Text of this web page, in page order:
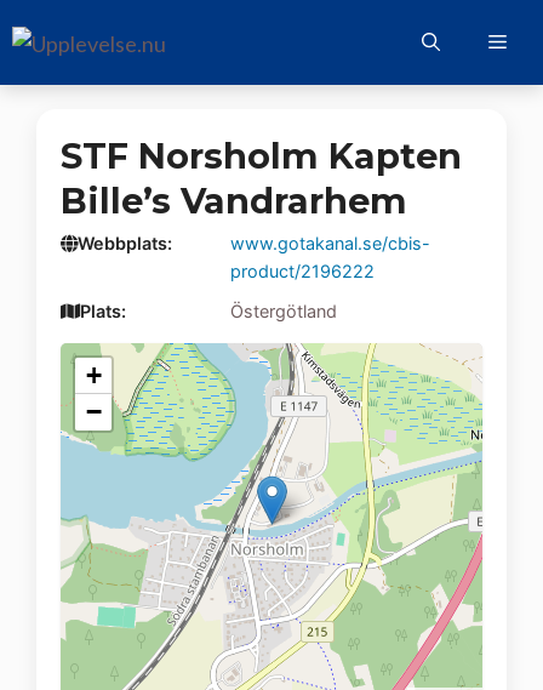
till
innehåll
STF Norsholm Kapten
Bille’s Vandrarhem
Webbplats:
www.gotakanal.se/cbis-
product/2196222
Plats:
Östergötland
+
−